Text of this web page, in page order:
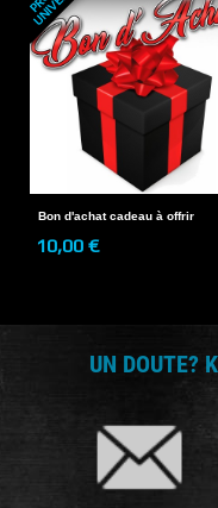
Bon d'achat cadeau à offrir
10,00 €
UN DOUTE?